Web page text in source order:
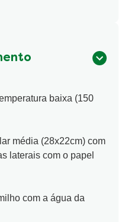
baixa (150
média (28x22cm) com
laterais com o papel
com a água da